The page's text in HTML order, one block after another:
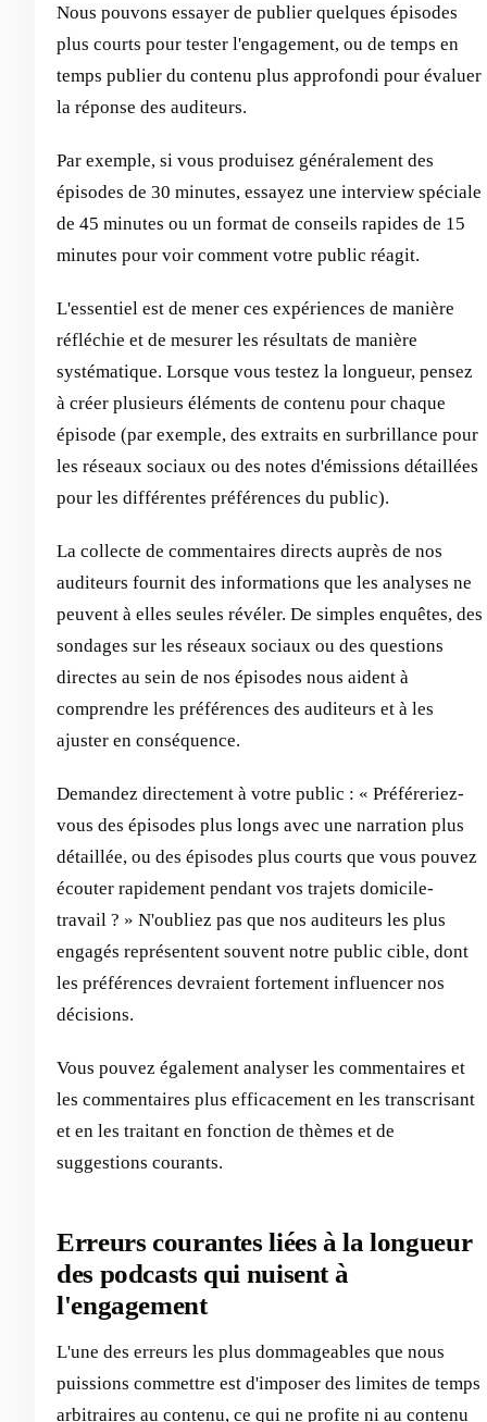
Nous pouvons essayer de publier quelques épisodes
plus courts pour tester l'engagement, ou de temps en
temps publier du contenu plus approfondi pour évaluer
la réponse des auditeurs.
Par exemple, si vous produisez généralement des
épisodes de 30 minutes, essayez une interview spéciale
de 45 minutes ou un format de conseils rapides de 15
minutes pour voir comment votre public réagit.
L'essentiel est de mener ces expériences de manière
réfléchie et de mesurer les résultats de manière
systématique. Lorsque vous testez la longueur, pensez
à créer plusieurs éléments de contenu pour chaque
épisode (par exemple, des extraits en surbrillance pour
les réseaux sociaux ou des notes d'émissions détaillées
pour les différentes préférences du public).
La collecte de commentaires directs auprès de nos
auditeurs fournit des informations que les analyses ne
peuvent à elles seules révéler. De simples enquêtes, des
sondages sur les réseaux sociaux ou des questions
directes au sein de nos épisodes nous aident à
comprendre les préférences des auditeurs et à les
ajuster en conséquence.
Demandez directement à votre public : « Préféreriez-
vous des épisodes plus longs avec une narration plus
détaillée, ou des épisodes plus courts que vous pouvez
écouter rapidement pendant vos trajets domicile-
travail ? » N'oubliez pas que nos auditeurs les plus
engagés représentent souvent notre public cible, dont
les préférences devraient fortement influencer nos
décisions.
Vous pouvez également analyser les commentaires et
les commentaires plus efficacement en les transcrisant
et en les traitant en fonction de thèmes et de
suggestions courants.
Erreurs courantes liées à la longueur
des podcasts qui nuisent à
l'engagement
L'une des erreurs les plus dommageables que nous
puissions commettre est d'imposer des limites de temps
arbitraires au contenu, ce qui ne profite ni au contenu